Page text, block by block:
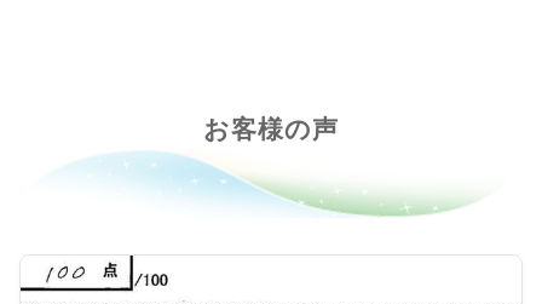
お客様の声